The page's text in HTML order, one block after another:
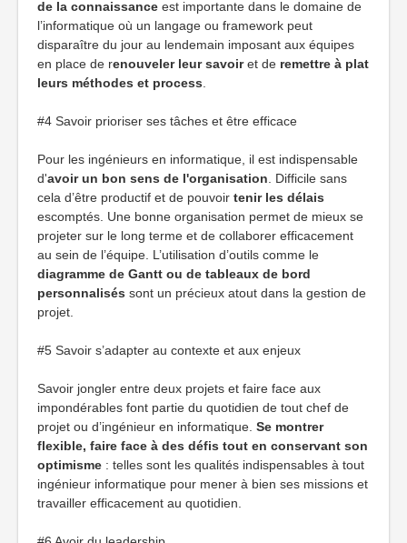
de la connaissance est importante dans le domaine de
l’informatique où un langage ou framework peut
disparaître du jour au lendemain imposant aux équipes
en place de renouveler leur savoiret de remettre à plat
leurs méthodes et process
#4 Savoir prioriser ses tâches et être efficace
Pour les ingénieurs en informatique, il est indispensable
d'avoir un bon sens de l'organisation . Difficile sans
cela d’être productif et de pouvoir tenir les délais
escomptés. Une bonne organisation permet de mieux se
projeter sur le long terme et de collaborer efficacement
au sein de l’équipe. L’utilisation d’outils comme le
diagramme de Gantt ou de tableaux de bord
personnalisés sont un précieux atout dans la gestion de
projet.
#5 Savoir s’adapter au contexte et aux enjeux
Savoir jongler entre deux projets et faire face aux
impondérables font partie du quotidien de tout chef de
projet ou d’ingénieur en informatique. Se montrer
flexible, faire face à des défis tout en conservant son
optimisme : telles sont les qualités indispensables à tout
ingénieur informatique pour mener à bien ses missions et
travailler efficacement au quotidien.